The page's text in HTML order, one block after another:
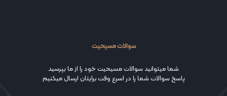
سوالات مسیحیت
شما میتوانید سوالات مسیحیت خود را از ما بپرسید
پاسخ سوالات شما را در اسرع وقت برایتان ارسال میکنیم